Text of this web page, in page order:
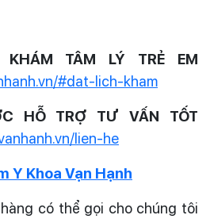
TÂM LÝ TRẺ EM
#dat-lich-kham
HỖ TRỢ TƯ VẤN TỐT
lien-he
Y Khoa Vạn Hạnh
có thể gọi cho chúng tôi